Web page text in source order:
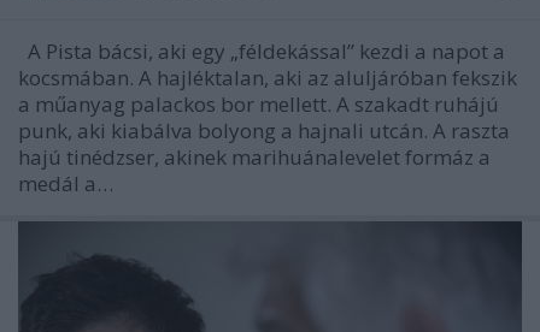
A Pista bácsi, aki egy „féldekással” kezdi a napot a
kocsmában. A hajléktalan, aki az aluljáróban fekszik
a műanyag palackos bor mellett. A szakadt ruhájú
punk, aki kiabálva bolyong a hajnali utcán. A raszta
hajú tinédzser, akinek marihuánalevelet formáz a
medál a…